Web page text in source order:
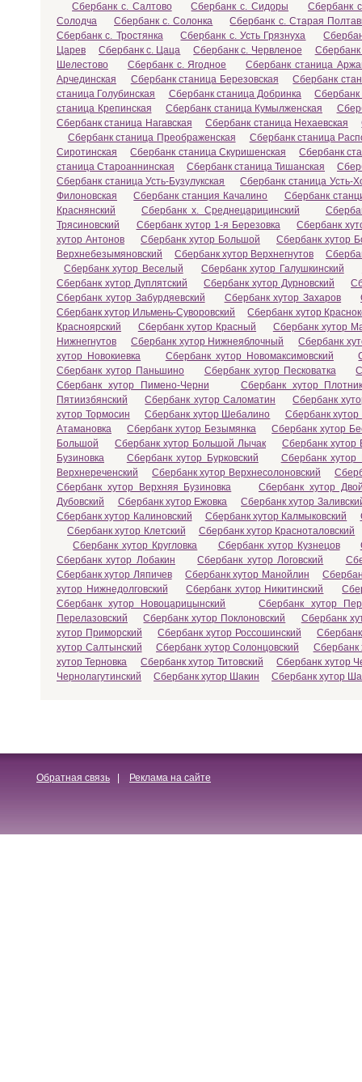
Сбербанк с. Салтово
Сбербанк с. Сидоры
Сбербанк
Солодча
Сбербанк с. Солонка
Сбербанк с. Старая
Сбербанк с. Тростянка
Сбербанк с. Усть Грязнуха
Царев
Сбербанк с. Цаца Сбербанк с. Червленое
Сбербанк
Шелестово
Сбербанк с. Ягодное
Сбербанк станица
Арчединская
Сбербанк станица Березовская
Сбербанк
станица Голубинская
Сбербанк станица Добринка
Сбербанк
станица Крепинская
Сбербанк станица Кумылженская
Сбербанк станица Нагавская
Сбербанк станица Нехаевская
Сбербанк станица Преображенская
Сбербанк станица
Сиротинская
Сбербанк станица Скуришенская
Сбербанк
станица Староаннинская
Сбербанк станица Тишанская
Сбербанк станица Усть-Бузулукская
Сбербанк станица Усть-
Филоновская
Сбербанк станция Качалино
Сбербанк
Краснянский
Сбербанк х. Среднецарицинский
Трясиновский
Сбербанк хутор 1-я Березовка
Сбербанк
хутор Антонов
Сбербанк хутор Большой
Сбербанк хутор
Верхнебезымяновский
Сбербанк хутор Верхнегнутов
Сбербанк хутор Веселый
Сбербанк хутор Галушкинский
Сбербанк хутор Дуплятский
Сбербанк хутор Дурновский
Сбербанк хутор Забурдяевский
Сбербанк хутор Захаров
Сбербанк хутор Ильмень-Суворовский
Сбербанк хутор
Красноярский
Сбербанк хутор Красный
Сбербанк хутор
Нижнегнутов
Сбербанк хутор Нижнеяблочный
Сбербанк
хутор Новокиевка
Сбербанк хутор Новомаксимовский
Сбербанк хутор Паньшино
Сбербанк хутор Песковатка
Сбербанк хутор Пимено-Черни
Сбербанк хутор
Пятиизбянский
Сбербанк хутор Саломатин
Сбербанк
хутор Тормосин
Сбербанк хутор Шебалино
Сбербанк хутор
Атамановка
Сбербанк хутор Безымянка
Сбербанк хутор
Большой
Сбербанк хутор Большой Лычак
Сбербанк хутор
Бузиновка
Сбербанк хутор Бурковский
Сбербанк хутор
Верхнереченский
Сбербанк хутор Верхнесолоновский
Сбербанк хутор Верхняя Бузиновка
Сбербанк хутор
Дубовский
Сбербанк хутор Ежовка
Сбербанк хутор
Сбербанк хутор Калиновский
Сбербанк хутор Калмыковский
Сбербанк хутор Клетский
Сбербанк хутор Красноталовский
Сбербанк хутор Кругловка
Сбербанк хутор Кузнецов
Сбербанк хутор Лобакин
Сбербанк хутор Логовский
Сбербанк хутор Ляпичев
Сбербанк хутор Манойлин
хутор Нижнедолговский
Сбербанк хутор Никитинский
Сбербанк хутор Новоцарицынский
Сбербанк хутор
Перелазовский
Сбербанк хутор Поклоновский
Сбербанк
хутор Приморский
Сбербанк хутор Россошинский
хутор Салтынский
Сбербанк хутор Солонцовский
Сбербанк
хутор Терновка
Сбербанк хутор Титовский
Сбербанк хутор
Чернолагутинский
Сбербанк хутор Шакин Сбербанк хутор
Обратная связь Реклама на сайте